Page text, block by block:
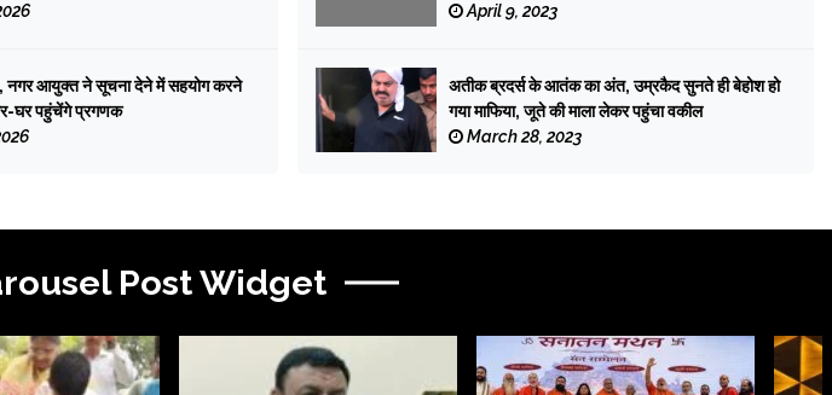
नगर आयुक्त ने सूचना देने में सहयोग करने
घर पहुंचेंगे प्रगणक
April 9, 2023
अतीक ब्रदर्स के आतंक का अंत, उम्रकैद सुनते ही बेहोश हो
गया माफिया, जूते की माला लेकर पहुंचा वकील
March 28, 2023
Post Widget